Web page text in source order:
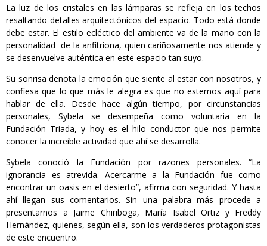
La luz de los cristales en las lámparas se refleja en los techos
resaltando detalles arquitectónicos del espacio. Todo está donde
debe estar. El estilo ecléctico del ambiente va de la mano con la
personalidad de la anfitriona, quien cariñosamente nos atiende y
se desenvuelve auténtica en este espacio tan suyo.
Su sonrisa denota la emoción que siente al estar con nosotros, y
confiesa que lo que más le alegra es que no estemos aquí para
hablar de ella. Desde hace algún tiempo, por circunstancias
personales, Sybela se desempeña como voluntaria en la
Fundación Triada, y hoy es el hilo conductor que nos permite
conocer la increíble actividad que ahí se desarrolla.
Sybela conoció la Fundación por razones personales. “La
ignorancia es atrevida. Acercarme a la Fundación fue como
encontrar un oasis en el desierto”, afirma con seguridad. Y hasta
ahí llegan sus comentarios. Sin una palabra más procede a
presentarnos a Jaime Chiriboga, María Isabel Ortiz y Freddy
Hernández, quienes, según ella, son los verdaderos protagonistas
de este encuentro.